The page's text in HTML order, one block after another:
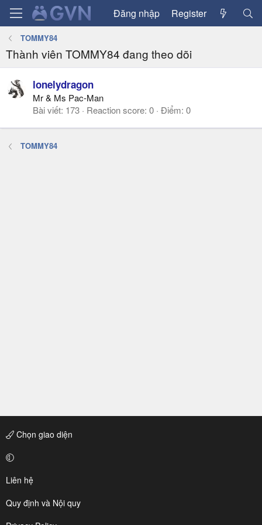
Đăng nhập Register
TOMMY84
Thành viên TOMMY84 đang theo dõi
lonelydragon
Mr & Ms Pac-Man
Bài viết 173 Reaction score 0 Điểm 0
TOMMY84
Chọn giao diện
Liên hệ
Quy định và Nội quy